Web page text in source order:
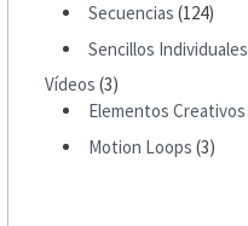
Secuencias (124)
Sencillos Individuales
Vídeos (3)
Elementos Creativos
Motion Loops (3)